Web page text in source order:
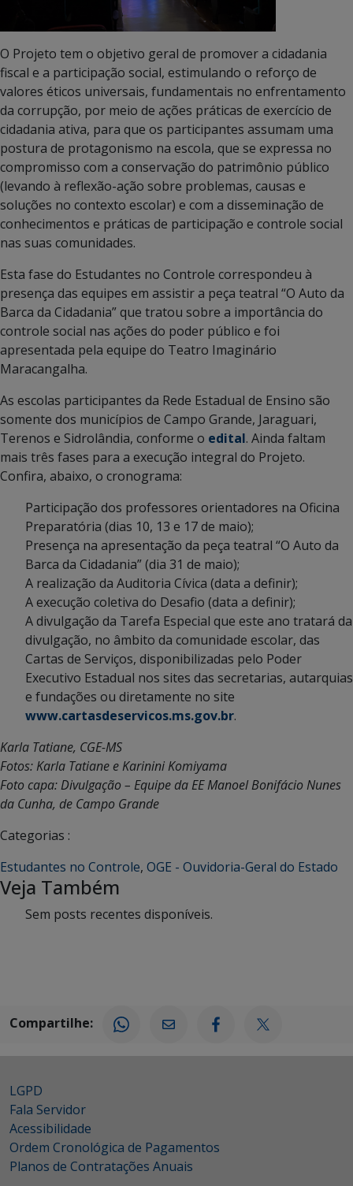
O Projeto tem o objetivo geral de promover a cidadania
fiscal e a participação social, estimulando o reforço de
valores éticos universais, fundamentais no enfrentamento
da corrupção, por meio de ações práticas de exercício de
cidadania ativa, para que os participantes assumam uma
postura de protagonismo na escola, que se expressa no
compromisso com a conservação do patrimônio público
(levando à reflexão-ação sobre problemas, causas e
soluções no contexto escolar) e com a disseminação de
conhecimentos e práticas de participação e controle social
nas suas comunidades.
Esta fase do Estudantes no Controle correspondeu à
presença das equipes em assistir a peça teatral “O Auto da
Barca da Cidadania” que tratou sobre a importância do
controle social nas ações do poder público e foi
apresentada pela equipe do Teatro Imaginário
Maracangalha.
As escolas participantes da Rede Estadual de Ensino são
somente dos municípios de Campo Grande, Jaraguari,
Terenos e Sidrolândia, conforme o edital. Ainda faltam
mais três fases para a execução integral do Projeto.
Confira, abaixo, o cronograma:
Participação dos professores orientadores na Oficina
Preparatória (dias 10, 13 e 17 de maio);
Presença na apresentação da peça teatral “O Auto da
Barca da Cidadania” (dia 31 de maio);
A realização da Auditoria Cívica (data a definir);
A execução coletiva do Desafio (data a definir);
A divulgação da Tarefa Especial que este ano tratará da
divulgação, no âmbito da comunidade escolar, das
Cartas de Serviços, disponibilizadas pelo Poder
Executivo Estadual nos sites das secretarias, autarquias
e fundações ou diretamente no site
www.cartasdeservicos.ms.gov.br.
Karla Tatiane, CGE-MS
Fotos: Karla Tatiane e Karinini Komiyama
Foto capa: Divulgação – Equipe da EE Manoel Bonifácio Nunes
da Cunha, de Campo Grande
Categorias :
Estudantes no Controle, OGE - Ouvidoria-Geral do Estado
Veja Também
Sem posts recentes disponíveis.
Compartilhe:
LGPD
Fala Servidor
Acessibilidade
Ordem Cronológica de Pagamentos
Planos de Contratações Anuais